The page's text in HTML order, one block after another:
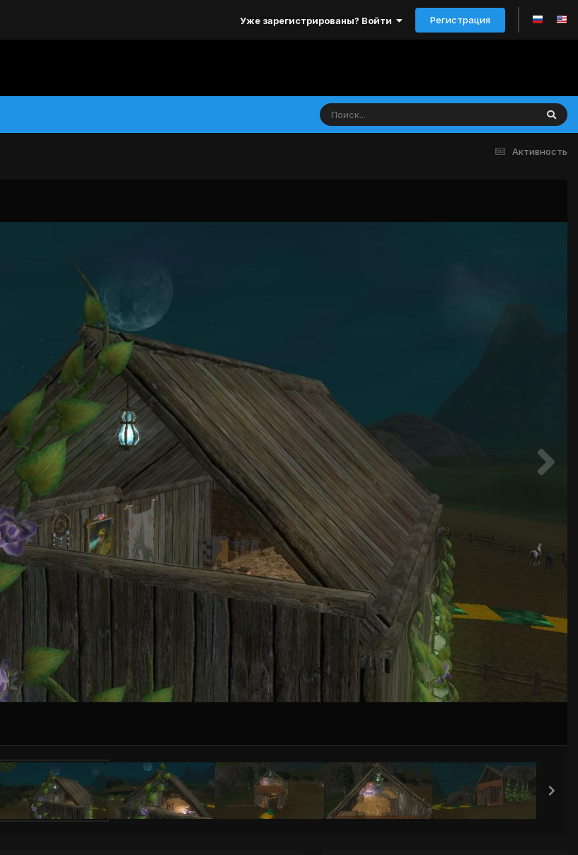
Уже зарегистрированы? Войти Регистрация
Активность